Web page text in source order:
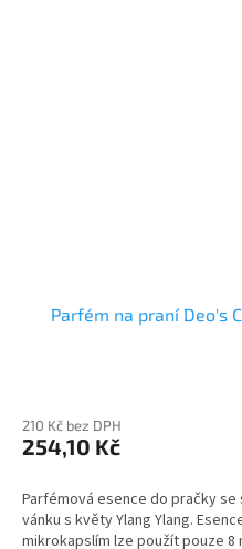
Parfém na praní Deo's
produktu
je
z
5
hvězdiček.
210 Kč bez DPH
254,10 Kč
Parfémová esence do pračky
vánku s květy Ylang Ylang.
mikrokapslím lze použít pouze 8